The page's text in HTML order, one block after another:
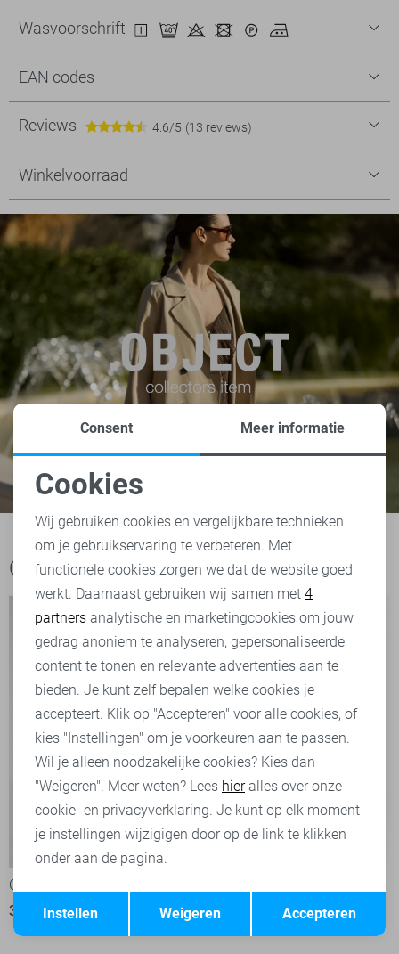
Wasvoorschrift
EAN codes
Reviews 4.6/5 (13 reviews)
Winkelvoorraad
Ook het bekijken waard
-20%
Object Broek
39,95 49,99
25,00
49,99
Noodzakelijke cookies
Personalisatie cookies
Analytische cookies
Marketing cookies
Terug Opslaan
Consent Meer informatie
Cookies
Wij gebruiken cookies en vergelijkbare technieken
om je gebruikservaring te verbeteren. Met
functionele cookies zorgen we dat de website goed
werkt. Daarnaast gebruiken wij samen met 4
partners analytische en marketingcookies om jouw
gedrag anoniem te analyseren, gepersonaliseerde
content te tonen en relevante advertenties aan te
bieden. Je kunt zelf bepalen welke cookies je
accepteert. Klik op "Accepteren" voor alle cookies, of
kies "Instellingen" om je voorkeuren aan te passen.
Wil je alleen noodzakelijke cookies? Kies dan
"Weigeren". Meer weten? Lees hieralles over onze
cookie- en privacyverklaring. Je kunt op elk moment
je instellingen wijzigigen door op de link te klikken
onder aan de pagina.
Accepteren
Weigeren
Instellen